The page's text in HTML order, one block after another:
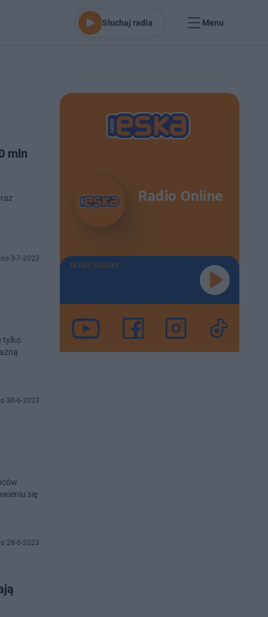
Słuchaj radia Menu
mln
3-7-2023
tylko
30-6-2023
się
28-6-2023
Radio Online
TERAZ GRAMY